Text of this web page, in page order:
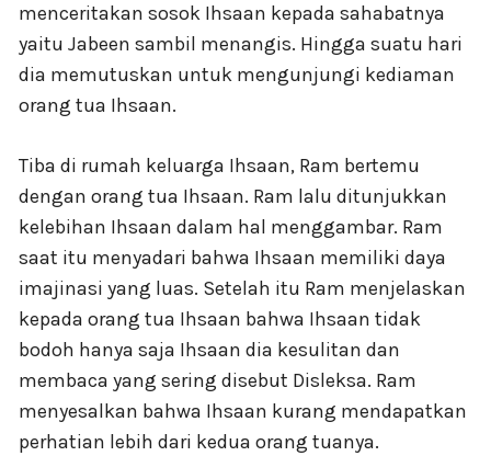
menceritakan sosok Ihsaan kepada sahabatnya
yaitu Jabeen sambil menangis. Hingga suatu hari
dia memutuskan untuk mengunjungi kediaman
orang tua Ihsaan.
Tiba di rumah keluarga Ihsaan, Ram bertemu
dengan orang tua Ihsaan. Ram lalu ditunjukkan
kelebihan Ihsaan dalam hal menggambar. Ram
saat itu menyadari bahwa Ihsaan memiliki daya
imajinasi yang luas. Setelah itu Ram menjelaskan
kepada orang tua Ihsaan bahwa Ihsaan tidak
bodoh hanya saja Ihsaan dia kesulitan dan
membaca yang sering disebut Disleksa. Ram
menyesalkan bahwa Ihsaan kurang mendapatkan
perhatian lebih dari kedua orang tuanya.